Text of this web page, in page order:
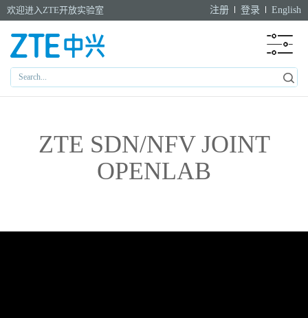
欢迎进入ZTE开放实验室 注册 登录 English
ZTE SDN/NFV JOINT
OPENLAB